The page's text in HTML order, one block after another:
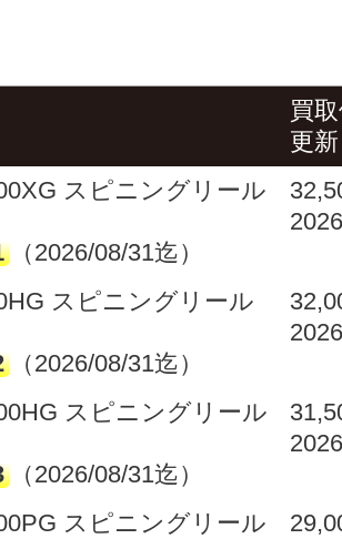
買
更
スピニングリール
（2026/08/31迄）
スピニングリール
（2026/08/31迄）
スピニングリール
（2026/08/31迄）
スピニングリール